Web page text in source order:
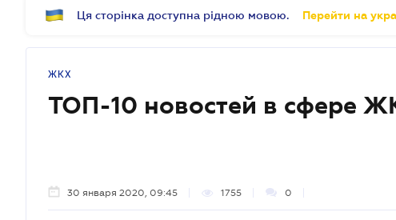
Ця сторінка доступна рідною мовою. Перейти на
ЖКХ
ТОП-10 новостей в сфере
30 января 2020, 09:45 1755 0